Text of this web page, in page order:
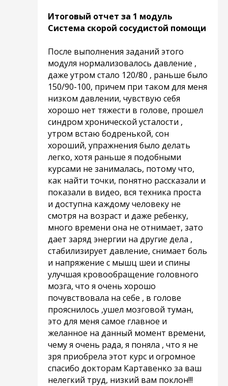
Итоговый отчет за 1 модуль
Система скорой сосудистой помощи
После выполнения заданий этого
модуля нормализовалось давление ,
даже утром стало 120/80 , раньше было
150/90-100, причем при таком для меня
низком давлении, чувствую себя
хорошо нет тяжести в голове, прошел
синдром хронической усталости ,
утром встаю бодренькой, сон
хороший, упражнения было делать
легко, хотя раньше я подобными
курсами не занималась, потому что,
как найти точки, понятно рассказали и
показали в видео, вся техника проста
и доступна каждому человеку не
смотря на возраст и даже ребенку,
много времени она не отнимает, зато
дает заряд энергии на другие дела ,
стабилизирует давление, снимает боль
и напряжение с мышц шеи и спины
улучшая кровообращение головного
мозга, что я очень хорошо
почувствовала на себе , в голове
прояснилось ,ушел мозговой туман,
это для меня самое главное и
желанное на данный момент времени,
чему я очень рада, я поняла , что я не
зря приобрела этот курс и огромное
спасибо докторам Картавенко за ваш
нелегкий труд, низкий вам поклон!!!